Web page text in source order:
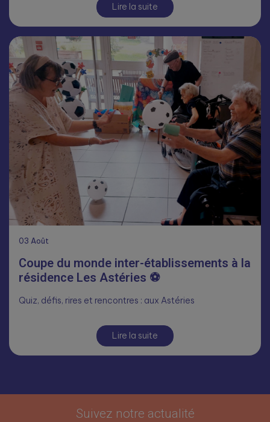
Lire la suite
03 Août
Coupe du monde inter-établissements à la
résidence Les Astéries ⚽
Quiz, défis, rires et rencontres : aux Astéries
Lire la suite
Suivez notre actualité